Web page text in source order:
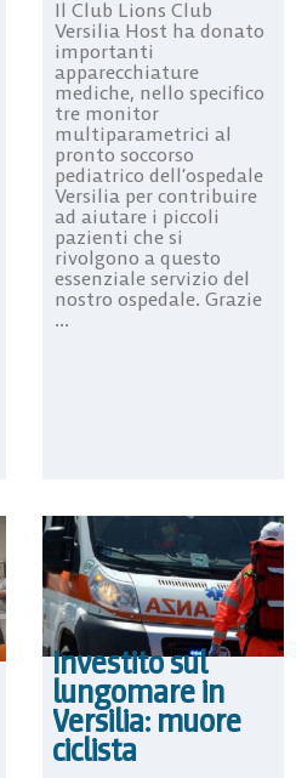
Il Club Lions Club
Versilia Host ha donato
importanti
apparecchiature
mediche, nello specifico
tre monitor
multiparametrici al
pronto soccorso
pediatrico dell’ospedale
Versilia per contribuire
ad aiutare i piccoli
pazienti che si
rivolgono a questo
essenziale servizio del
nostro ospedale. Grazie
...
Investito sul
lungomare in
Versilia: muore
ciclista